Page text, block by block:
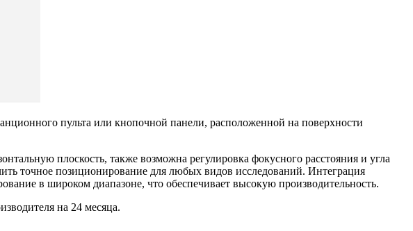
пульта или кнопочной панели, расположенной на поверхности
плоскость, также возможна регулировка фокусного расстояния и угла
точное позиционирование для любых видов исследований. Интеграция
в широком диапазоне, что обеспечивает высокую производительность.
на 24 месяца.